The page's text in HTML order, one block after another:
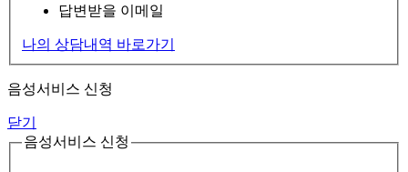
답변받을 이메일
나의 상담내역 바로가기
음성서비스 신청
닫기
음성서비스 신청